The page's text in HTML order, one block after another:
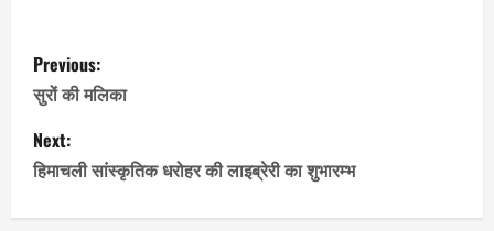
P
o
s
t
Previous:
सुरों की मलिका
Next:
हिमाचली सांस्कृतिक धरोहर की लाइब्रेरी का शुभारम्भ